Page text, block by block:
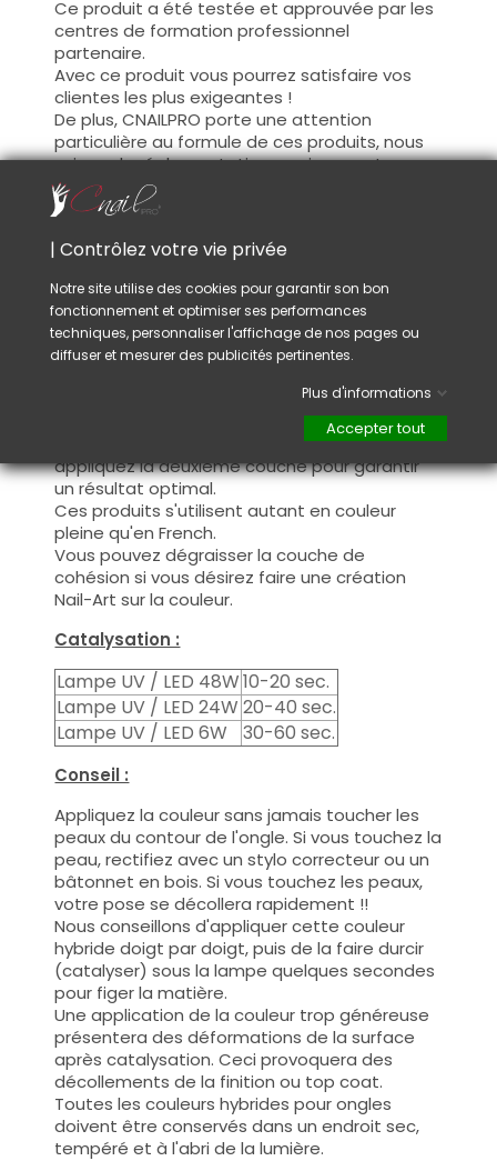
Ce produit a été testée et approuvée par les
centres de formation professionnel
partenaire.
Avec ce produit vous pourrez satisfaire vos
clientes les plus exigeantes !
De plus, CNAILPRO porte une attention
particulière au formule de ces produits, nous
suivons la réglementation en vigueur et
garantissons la conformité de nos produits.
Ceci pour garantir une sécurité d'utilisation
Utilisation :
Cette couleur s'applique avec son pinceau, de
manière fine, sur la base (il n'est pas
cohésion) ou sur la construction après limage.
Ce produit s'applique en deux couches,
fermez le bord libre à la première couche et
appliquez la deuxième couche pour garantir
un résultat optimal.
Ces produits s'utilisent autant en couleur
pleine qu'en French.
Vous pouvez dégraisser la couche de
cohésion si vous désirez faire une création
Nail-Art sur la couleur.
Catalysation :
Lampe UV / LED 48W10-20 sec.
Lampe UV / LED 24W 20-40 sec.
Lampe UV / LED 6W
30-60 sec.
Conseil :
Appliquez la couleur sans jamais toucher les
peaux du contour de l'ongle. Si vous touchez la
peau, rectifiez avec un stylo correcteur ou un
bâtonnet en bois. Si vous touchez les peaux,
votre pose se décollera rapidement !!
Nous conseillons d'appliquer cette couleur
hybride doigt par doigt, puis de la faire durcir
(catalyser) sous la lampe quelques secondes
pour figer la matière.
Une application de la couleur trop généreuse
présentera des déformations de la surface
après catalysation. Ceci provoquera des
décollements de la finition ou top coat.
Toutes les couleurs hybrides pour ongles
doivent être conservés dans un endroit sec,
tempéré et à l'abri de la lumière.
| Contrôlez votre vie privée
Notre site utilise des cookies pour garantir son bon
fonctionnement et optimiser ses performances
techniques, personnaliser l'affichage de nos pages ou
diffuser et mesurer des publicités pertinentes.
Plus d'informations
Accepter tout